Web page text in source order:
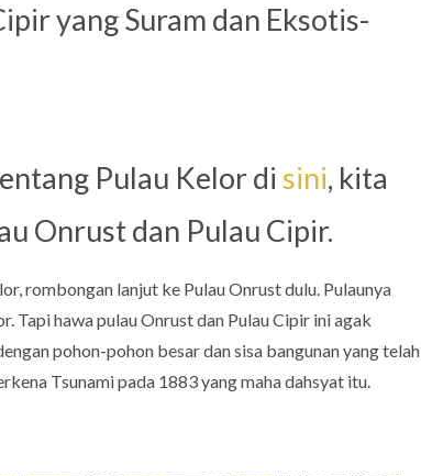
yang Suram dan Eksotis-
Pulau Kelor di sini, kita
Onrust dan Pulau Cipir.
rombongan lanjut ke Pulau Onrust dulu. Pulaunya
Tapi hawa pulau Onrust dan Pulau Cipir ini agak
pohon-pohon besar dan sisa bangunan yang telah
Tsunami pada 1883 yang maha dahsyat itu.